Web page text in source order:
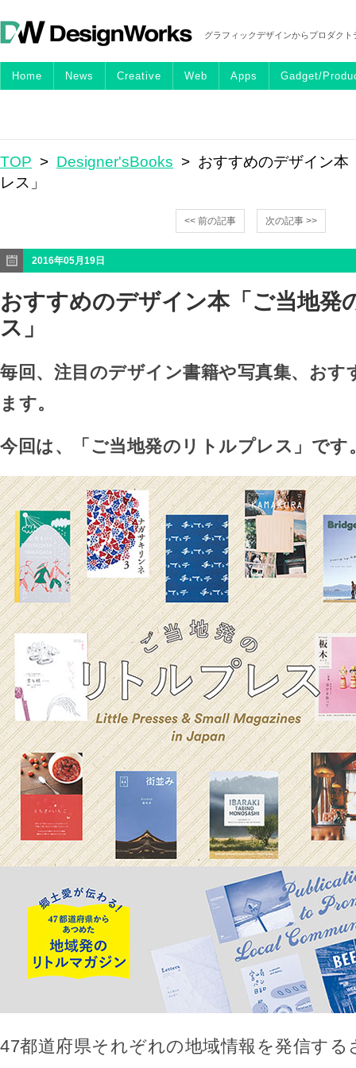
グラフィックデザインからプロダク
Home News Creative Web Apps Gadget/
TOP > Designer'sBooks > おすすめのデザイン本
レス」
<< 前の記事 次の記事 >>
2016年05月19日
おすすめのデザイン本「ご当地発
ス」
毎回、注目のデザイン書籍や写真集、おす
ます。
今回は、「ご当地発のリトルプレス」です
47都道府県それぞれの地域情報を発信す